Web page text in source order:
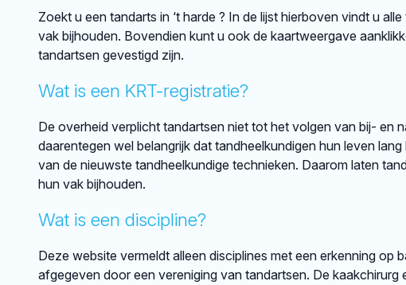
Zoekt u een tandarts in ‘t harde ? In de lijst hierboven vindt u
vak bijhouden. Bovendien kunt u ook de kaartweergave
tandartsen gevestigd zijn.
Wat is een KRT-registratie?
De overheid verplicht tandartsen niet tot het volgen van bij- en
daarentegen wel belangrijk dat tandheelkundigen hun leven
van de nieuwste tandheelkundige technieken. Daarom laten
hun vak bijhouden.
Wat is een discipline?
Deze website vermeldt alleen disciplines met een erkenning op
afgegeven door een vereniging van tandartsen. De